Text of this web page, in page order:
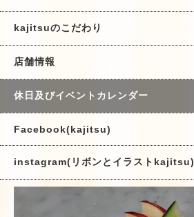
kajitsuのこだわり
店舗情報
休日及びイベントカレンダー
Facebook(kajitsu)
instagram(リボンとイラストkajitsu)